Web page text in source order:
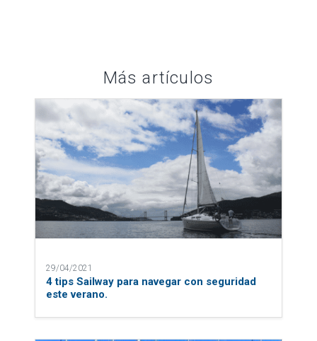
Más artículos
29/04/2021
4 tips Sailway para navegar con seguridad
este verano.